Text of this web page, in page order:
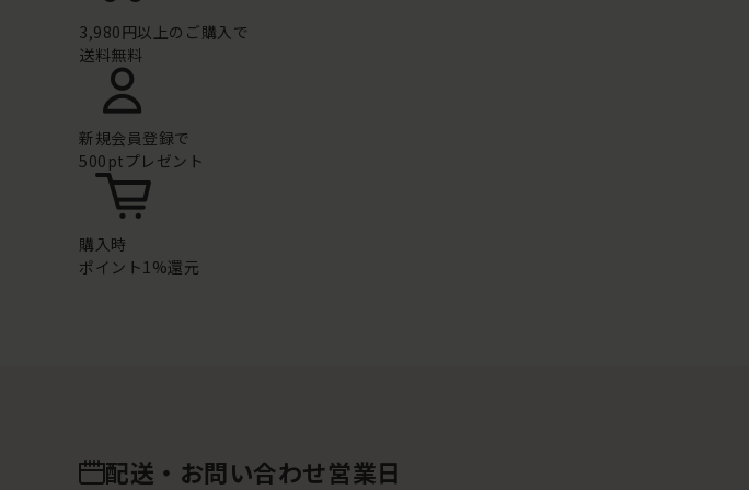
3,980円以上のご購入で
送料無料
新規会員登録で
500ptプレゼント
購入時
ポイント1%還元
配送・お問い合わせ営業日